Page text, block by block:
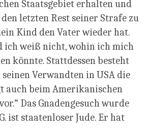
Staatsgebiet erhalten und
letzten Rest seiner Strafe zu
Kind den Vater wieder hat.
ich weiß nicht, wohin ich mich
könnte. Stattdessen besteht
Verwandten in USA die
auch beim Amerikanischen
Das Gnadengesuch wurde
ist staatenloser Jude. Er hat